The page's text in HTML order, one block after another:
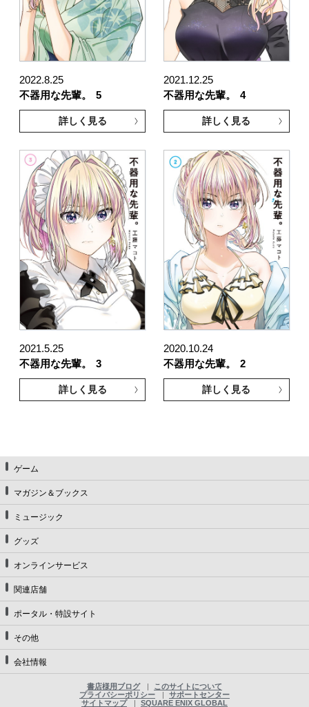
2022.8.25
不器用な先輩。
5
詳しく見る
2021.12.25
不器用な先輩。
4
詳しく見る
2021.5.25
不器用な先輩。
3
詳しく見る
2020.10.24
不器用な先輩。
2
詳しく見る
ゲーム
マガジン＆ブックス
ミュージック
グッズ
オンラインサービス
関連店舗
ポータル・特設サイト
その他
会社情報
書店様用ブログ
このサイトについて
プライバシーポリシー
サポートセンター
サイトマップ
SQUARE ENIX GLOBAL